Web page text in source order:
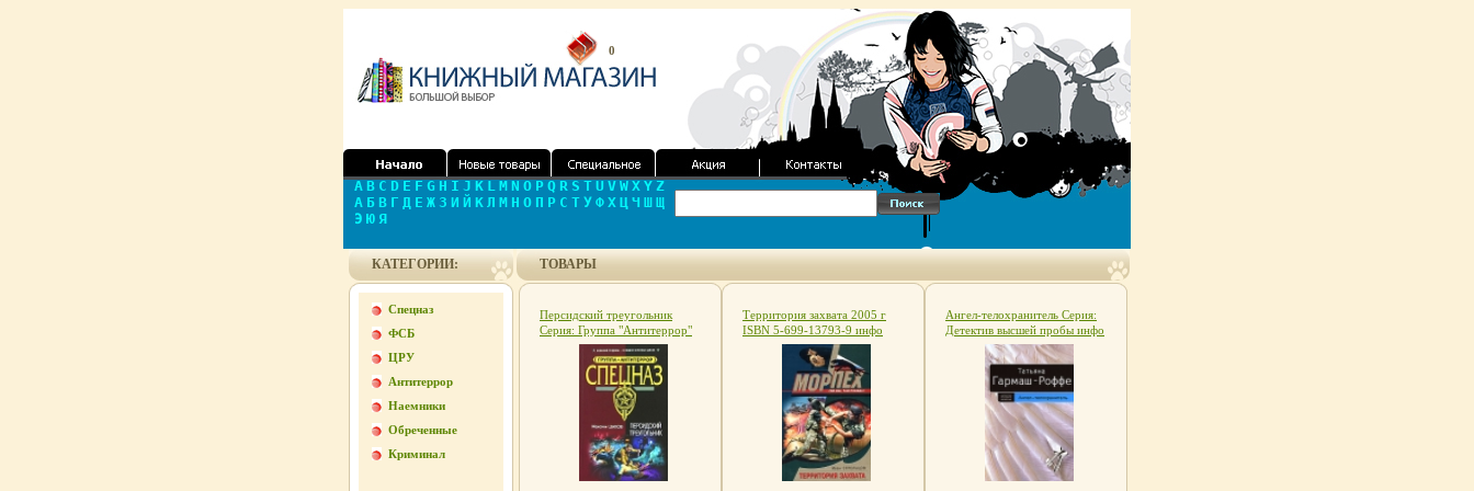
0
A B C D E F G H I J K L M N O P Q R S T U V W X Y Z
А Б В Г Д Е Ж З И Й К Л М Н О П Р С Т У Ф Х Ц Ч Ш Щ
Э Ю Я
КАТЕГОРИИ:
Спецназ
ФСБ
ЦРУ
Антитеррор
Наемники
Обреченные
Криминал
ТОВАРЫ
Персидский треугольник
Серия: Группа "Антитеррор"
инфо 4592c.
Территория захвата 2005 г
ISBN 5-699-13793-9 инфо
Ангел-телохранитель Серия:
Детектив высшей пробы инфо